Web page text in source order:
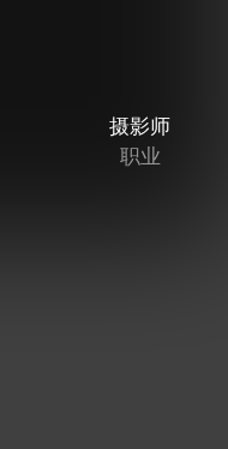
摄影师
职业